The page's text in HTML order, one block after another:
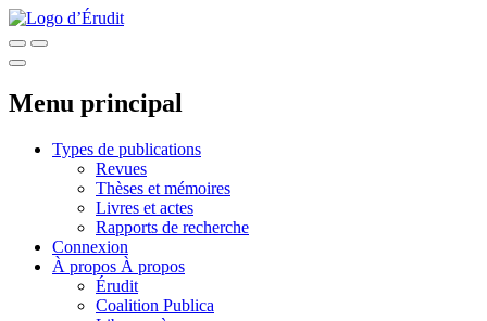
Menu principal
Types de publications
Revues
Thèses et mémoires
Livres et actes
Rapports de recherche
Connexion
À propos À propos
Érudit
Coalition Publica